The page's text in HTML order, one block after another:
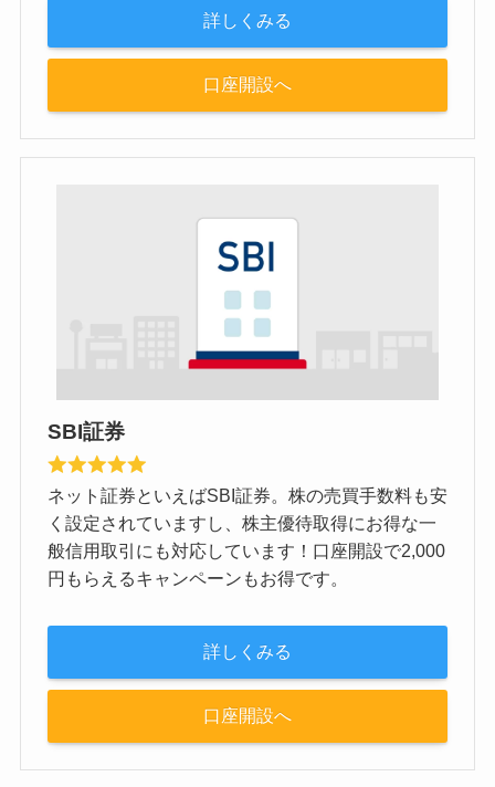
詳しくみる
口座開設へ
SBI証券
ネット証券といえばSBI証券。株の売買手数料も安
く設定されていますし、株主優待取得にお得な一
般信用取引にも対応しています！口座開設で2,000
円もらえるキャンペーンもお得です。
詳しくみる
口座開設へ